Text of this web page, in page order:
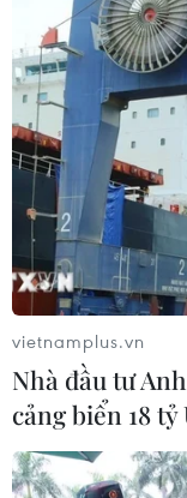
vietnamplus.vn
Nhà đầu tư
cảng biển 18